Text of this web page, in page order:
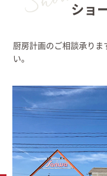
ショ
厨房計画のご相談承りま
い。